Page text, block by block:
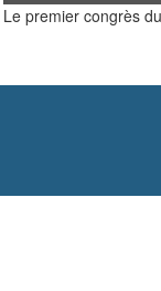
Le premier congrès